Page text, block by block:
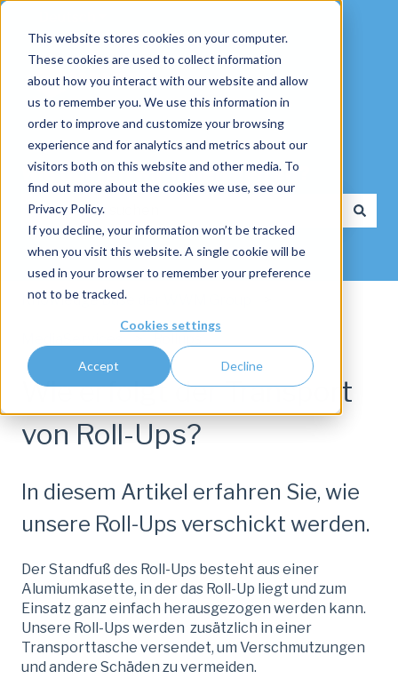
This website stores cookies on your computer.
These cookies are used to collect information
about how you interact with our website and allow
us to remember you. We use this information in
order to improve and customize your browsing
experience and for analytics and metrics about our
visitors both on this website and other media. To
find out more about the cookies we use, see our
Privacy Policy.
If you decline, your information won’t be tracked
when you visit this website. A single cookie will be
used in your browser to remember your preference
not to be tracked.
Cookies settings
Accept Decline
Wie dürfen wir Ihnen helfen?
Es gibt keine Vorschläge, da das Suchfeld leer ist.
Knowledge Base der WWM Group
Wie erfolgt der Transport
von Roll-Ups?
In diesem Artikel erfahren Sie, wie
unsere Roll-Ups verschickt werden.
Der Standfuß des Roll-Ups besteht aus einer
Alumiumkasette, in der das Roll-Up liegt und zum
Einsatz ganz einfach herausgezogen werden kann.
Unsere Roll-Ups werden zusätzlich in einer
Transporttasche versendet, um Verschmutzungen
und andere Schäden zu vermeiden.